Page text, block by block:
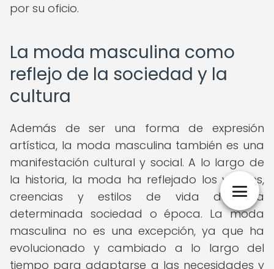
por su oficio.
La moda masculina como
reflejo de la sociedad y la
cultura
Además de ser una forma de expresión
artística, la moda masculina también es una
manifestación cultural y social. A lo largo de
la historia, la moda ha reflejado los valores,
creencias y estilos de vida de una
determinada sociedad o época. La moda
masculina no es una excepción, ya que ha
evolucionado y cambiado a lo largo del
tiempo para adaptarse a las necesidades y